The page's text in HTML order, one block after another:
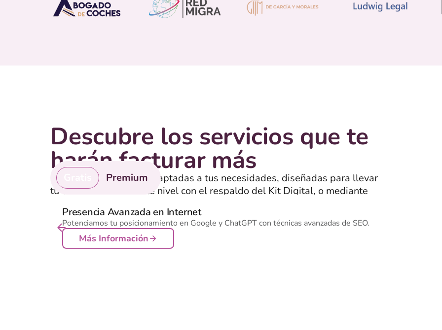
Descubre los servicios que te
harán facturar más
Encuentra soluciones adaptadas a tus necesidades, diseñadas para llevar
tu empresa al siguiente nivel con el respaldo del Kit Digital, o mediante
Premium
Presencia Avanzada en Internet
Potenciamos tu posicionamiento en Google y ChatGPT con técnicas avanzadas de SEO.
Más Información